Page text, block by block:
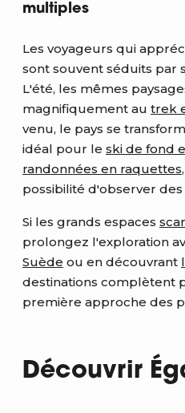
multiples
Les voyageurs qui
sont souvent séduits par
L'été, les mêmes
magnifiquement au trek
venu, le pays se
idéal pour le ski de fond
randonnées en raquettes
possibilité d'observer des
Si les grands espaces
prolongez l'exploration
Suède ou en découvrant
destinations complètent
première approche des
Découvrir